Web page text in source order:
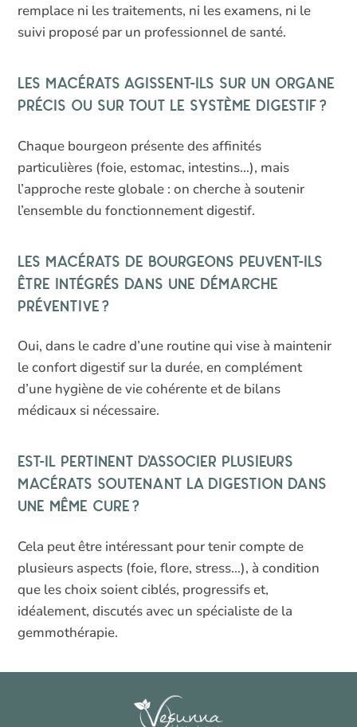
remplace ni les traitements, ni les examens, ni le
suivi proposé par un professionnel de santé.
Les macérats agissent-ils sur un organe
précis ou sur tout le système digestif ?
Chaque bourgeon présente des affinités
particulières (foie, estomac, intestins…), mais
l’approche reste globale : on cherche à soutenir
l’ensemble du fonctionnement digestif.
Les macérats de bourgeons peuvent-ils
être intégrés dans une démarche
préventive ?
Oui, dans le cadre d’une routine qui vise à maintenir
le confort digestif sur la durée, en complément
d’une hygiène de vie cohérente et de bilans
médicaux si nécessaire.
Est-il pertinent d’associer plusieurs
macérats soutenant la digestion dans
une même cure ?
Cela peut être intéressant pour tenir compte de
plusieurs aspects (foie, flore, stress…), à condition
que les choix soient ciblés, progressifs et,
idéalement, discutés avec un spécialiste de la
gemmothérapie.